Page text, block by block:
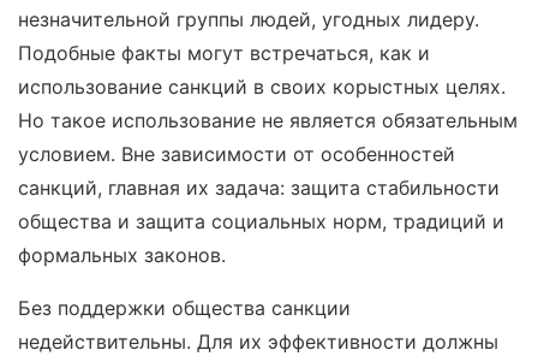
незначительной группы людей, угодных лидеру.
Подобные факты могут встречаться, как и
использование санкций в своих корыстных целях.
Но такое использование не является обязательным
условием. Вне зависимости от особенностей
санкций, главная их задача: защита стабильности
общества и защита социальных норм, традиций и
формальных законов.
Без поддержки общества санкции
недействительны. Для их эффективности должны